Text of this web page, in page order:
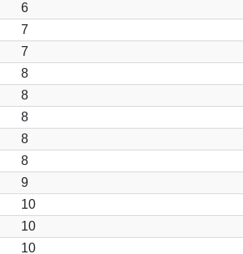
6
7
7
8
8
8
8
8
9
10
10
10